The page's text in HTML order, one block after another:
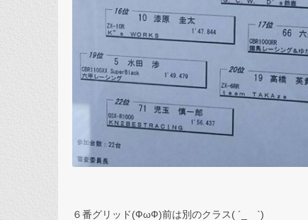
６番グリッド(ФωФ)前は別のクラス( ´_ゝ`)